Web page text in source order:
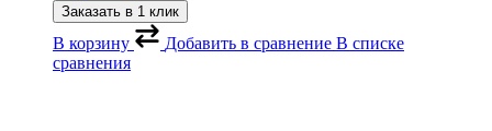
Заказать в 1 клик
В корзину Добавить в сравнение В списке
сравнения